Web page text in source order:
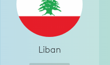
Liban